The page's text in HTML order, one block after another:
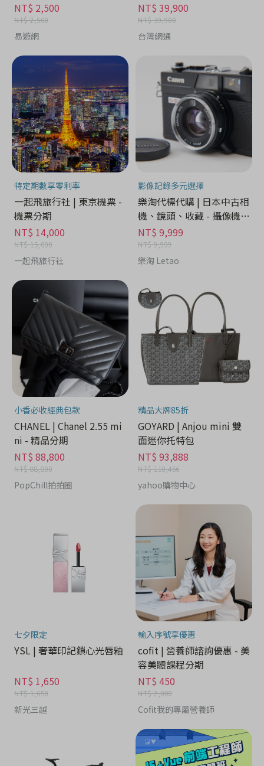
NT$ 2,500
NT$ 2,500
易遊網
NT$ 39,900
NT$ 39,900
台灣網通
特定期數享零利率
一起飛旅行社 | 東京機票 -
機票分期
NT$ 14,000
NT$ 15,000
一起飛旅行社
影像記錄多元選擇
樂淘代標代購 | 日本中古相
機、鏡頭、收藏 - 攝像機分
期
NT$ 9,999
NT$ 9,999
樂淘 Letao
小香必收經典包款
CHANEL | Chanel 2.55 mi
ni - 精品分期
NT$ 88,800
NT$ 88,800
PopChill拍拍圈
精品大牌85折
GOYARD | Anjou mini 雙
面迷你托特包
NT$ 93,888
NT$ 110,456
yahoo購物中心
七夕限定
YSL | 奢華印記鎖心光唇釉
NT$ 1,650
NT$ 1,650
新光三越
輸入序號享優惠
cofit | 營養師諮詢優惠 - 美
容美體課程分期
NT$ 450
NT$ 2,000
Cofit我的專屬營養師